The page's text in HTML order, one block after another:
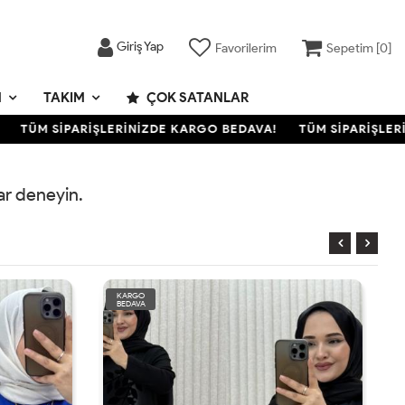
Giriş Yap Favorilerim Sepetim [0]
TAKIM ÇOK SATANLAR
TÜM SİPARİŞLERİNİZDE KARGO BEDAVA! TÜM
deneyin.
KARGO
BEDAVA